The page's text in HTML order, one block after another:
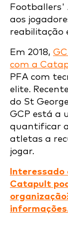
Footballers'
aos
reabilitação
Em 2018,
com a
PFA com
elite.
do St
GCP está a
quantificar
atletas a
jogar.
Catapult